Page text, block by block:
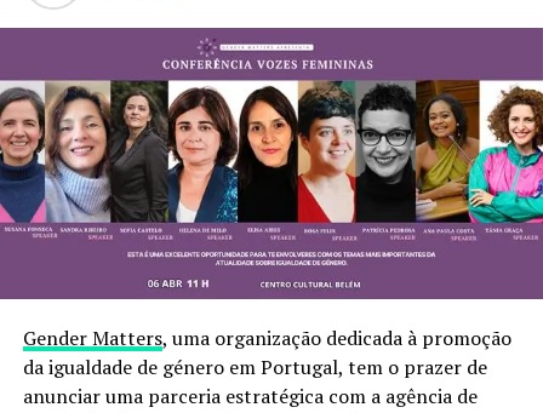
Gender Matters, uma organização dedicada à promoção
da igualdade de género em Portugal, tem o prazer de
anunciar uma parceria estratégica com a agência de